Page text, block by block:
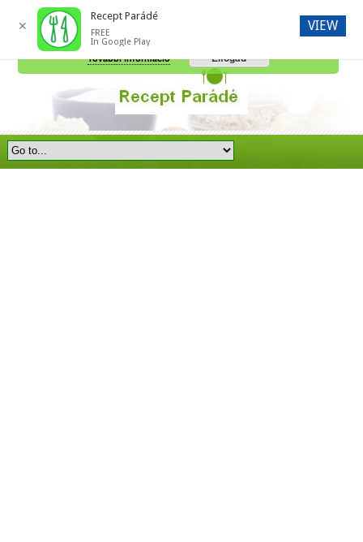
A honlap további használatához a sütik használatát el kell fogadni.
További információ
Elfogad
✕
Recept Parádé
FREE
In Google Play
VIEW